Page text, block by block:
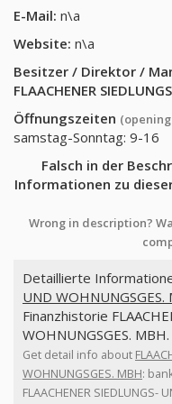
E-Mail: n\a
Website: n\a
Besitzer / Direktor /
FLAACHENER
Öffnungszeiten
samstag-Sonntag: 9-16
Falsch in der
Informationen zu
Wrong in description?
Detaillierte
UND WOHNUNGSGES.
Finanzhistorie
WOHNUNGSGES.
Get detail info about
WOHNUNGSGES. MBH:
FLAACHENER SIEDLUNGS-